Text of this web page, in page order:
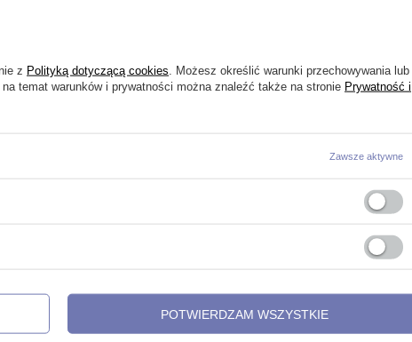
-
RETAINER -
pytania i odpowiedzi
podkowa przezroczysta - BP-005
z Polityką dotyczącą cookies . Możesz określić warunki przechowywania lub
temat warunków i prywatności można znaleźć także na stronie Prywatność i
Zawsze aktywne
POTWIERDZAM WSZYSTKIE